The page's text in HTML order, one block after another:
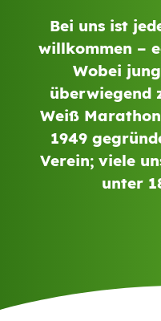
Bei uns ist
willkommen –
Wobei
überwiegend
Weiß
1949
Verein; viele
unter